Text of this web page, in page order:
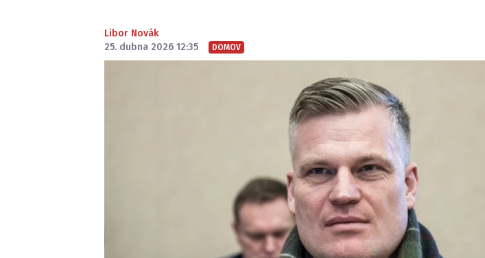
Libor Novák
25. dubna 2026 12:35
DOMOV